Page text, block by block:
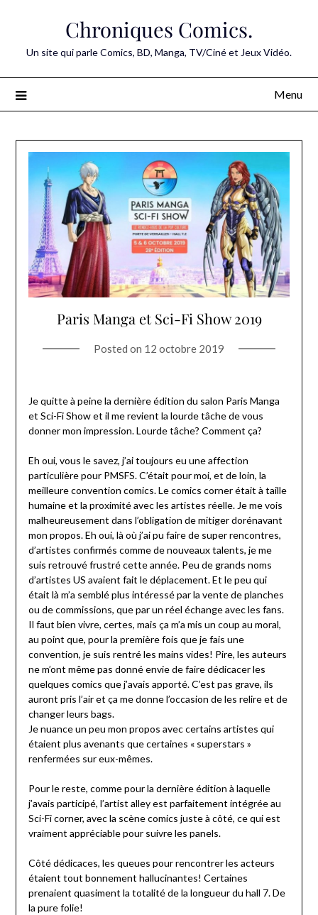
Chroniques Comics.
Un site qui parle Comics, BD, Manga, TV/Ciné et Jeux Vidéo.
Menu
Paris Manga et Sci-Fi Show 2019
Posted on 12 octobre 2019
Je quitte à peine la dernière édition du salon Paris Manga
et Sci-Fi Show et il me revient la lourde tâche de vous
donner mon impression. Lourde tâche? Comment ça?
Eh oui, vous le savez, j’ai toujours eu une affection
particulière pour PMSFS. C’était pour moi, et de loin, la
meilleure convention comics. Le comics corner était à taille
humaine et la proximité avec les artistes réelle. Je me vois
malheureusement dans l’obligation de mitiger dorénavant
mon propos. Eh oui, là où j’ai pu faire de super rencontres,
d’artistes confirmés comme de nouveaux talents, je me
suis retrouvé frustré cette année. Peu de grands noms
d’artistes US avaient fait le déplacement. Et le peu qui
était là m’a semblé plus intéressé par la vente de planches
ou de commissions, que par un réel échange avec les fans.
Il faut bien vivre, certes, mais ça m’a mis un coup au moral,
au point que, pour la première fois que je fais une
convention, je suis rentré les mains vides! Pire, les auteurs
ne m’ont même pas donné envie de faire dédicacer les
quelques comics que j’avais apporté. C’est pas grave, ils
auront pris l’air et ça me donne l’occasion de les relire et de
changer leurs bags.
Je nuance un peu mon propos avec certains artistes qui
étaient plus avenants que certaines « superstars »
renfermées sur eux-mêmes.
Pour le reste, comme pour la dernière édition à laquelle
j’avais participé, l’artist alley est parfaitement intégrée au
Sci-Fi corner, avec la scène comics juste à côté, ce qui est
vraiment appréciable pour suivre les panels.
Côté dédicaces, les queues pour rencontrer les acteurs
étaient tout bonnement hallucinantes! Certaines
prenaient quasiment la totalité de la longueur du hall 7. De
la pure folie!